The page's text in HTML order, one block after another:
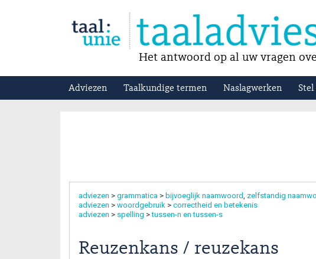
Het antwoord op al uw vragen
Adviezen Taalkundige termen Naslagwerken Stel
adviezen > grammatica > bijvoeglijk naamwoord zelfstandig
adviezen > woordgebruik > correctheid en betekenis
adviezen > spelling > tussen-n en tussen-s
Reuzenkans / reuzekans